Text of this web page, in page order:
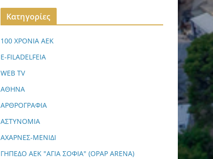
Kατηγορίες
100 ΧΡΟΝΙΑ ΑΕΚ
E-FILADELFEIA
WEB TV
ΑΘΗΝΑ
ΑΡΘΡΟΓΡΑΦΙΑ
ΑΣΤΥΝΟΜΙΑ
ΑΧΑΡΝΕΣ-ΜΕΝΙΔΙ
ΓΗΠΕΔΟ ΑΕΚ "ΑΓΙΑ ΣΟΦΙΑ" (OPAP ARENA)